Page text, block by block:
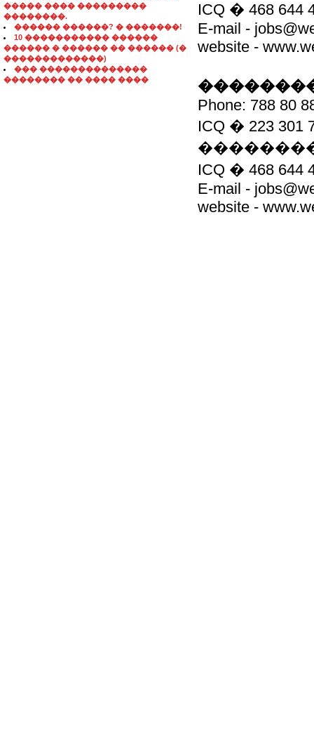
����� ���� ���������
��������.
������ ������? � �������!
10 ����������� ������
������ � ������ �� ������ (�
�������������)
��� ��������������
�������� �� ���� ����
ICQ � 468
E-mail -
website -
Phone: 788 80
ICQ � 223
ICQ � 468
E-mail -
website -